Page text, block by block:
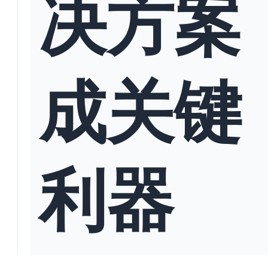
决方案
成关键
利器